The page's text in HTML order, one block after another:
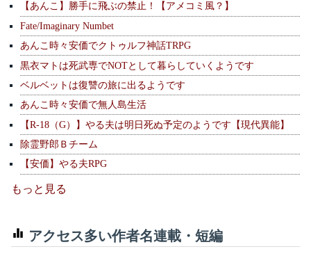
【あんこ】勝手に飛ぶの禁止！【アメコミ風？】
Fate/Imaginary Numbet
あんこ時々安価でクトゥルフ神話TRPG
黒衣マトは死武専でNOTとして暮らしていくようです
ベルベットは復讐の旅に出るようです
あんこ時々安価で無人島生活
【R-18（G）】やる夫は明日死ぬ予定のようです【現代異能】
除霊野郎Ｂチーム
【安価】やる夫RPG
もっと見る
アクセス多い作者名連載・短編